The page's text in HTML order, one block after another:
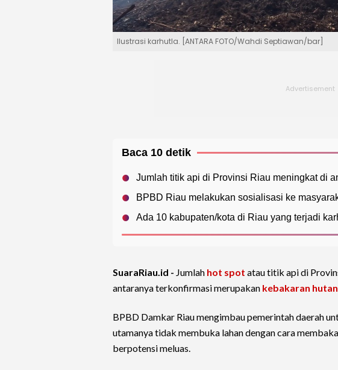
Ilustrasi karhutla. [ANTARA FOTO/Wahdi Septiawan/bar]
Baca 10 detik
Jumlah titik api di Provinsi Riau meningkat di
BPBD Riau melakukan sosialisasi ke
Ada 10 kabupaten/kota di Riau yang terjadi
SuaraRiau.id - Jumlah hot spot atau titik api di
antaranya terkonfirmasi merupakan kebakaran
BPBD Damkar Riau mengimbau pemerintah daerah
utamanya tidak membuka lahan dengan cara
berpotensi meluas.